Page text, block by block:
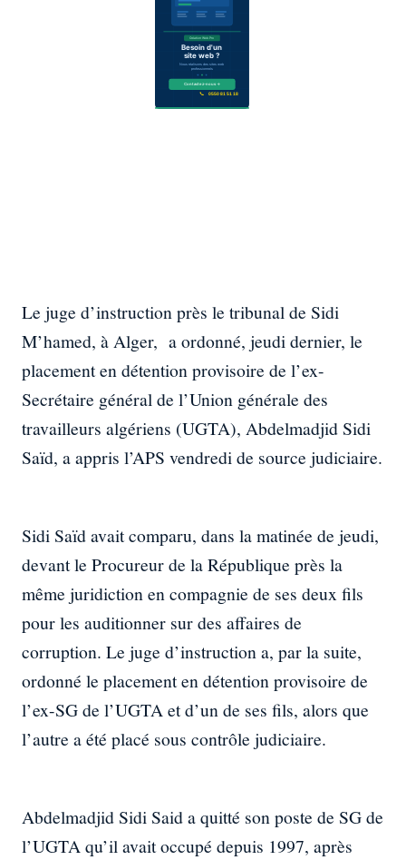
Le juge d’instruction près le tribunal de Sidi
M’hamed, à Alger, a ordonné, jeudi dernier, le
placement en détention provisoire de l’ex-
Secrétaire général de l’Union générale des
travailleurs algériens (UGTA), Abdelmadjid Sidi
Saïd, a appris l’APS vendredi de source judiciaire.
Sidi Saïd avait comparu, dans la matinée de jeudi,
devant le Procureur de la République près la
même juridiction en compagnie de ses deux fils
pour les auditionner sur des affaires de
corruption. Le juge d’instruction a, par la suite,
ordonné le placement en détention provisoire de
l’ex-SG de l’UGTA et d’un de ses fils, alors que
l’autre a été placé sous contrôle judiciaire.
Abdelmadjid Sidi Said a quitté son poste de SG de
l’UGTA qu’il avait occupé depuis 1997, après